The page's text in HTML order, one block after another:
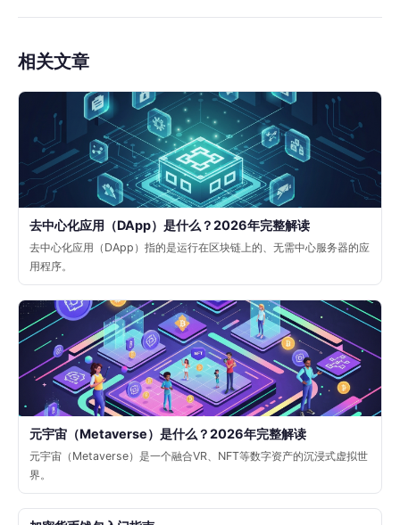
相关文章
去中心化应用（DApp）是什么？2026年完整解读
去中心化应用（DApp）指的是运行在区块链上的、无需中心服务器的应
用程序。
元宇宙（Metaverse）是什么？2026年完整解读
元宇宙（Metaverse）是一个融合VR、NFT等数字资产的沉浸式虚拟世
界。